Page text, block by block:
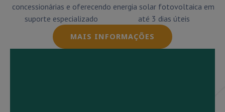
concessionárias e oferecendo
suporte especializado
energia solar fotovoltaica em
até 3 dias úteis
MAIS INFORMAÇÕES